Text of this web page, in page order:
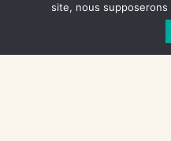
NOS SOUTIENS
CENTRE NATIONAL DU LIVRE
site, nous